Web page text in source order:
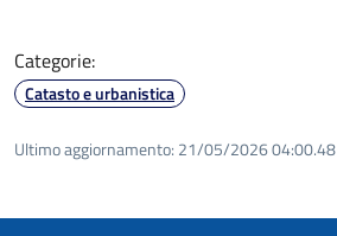
Categorie:
Catasto e urbanistica
Ultimo aggiornamento: 21/05/2026 04:00.48